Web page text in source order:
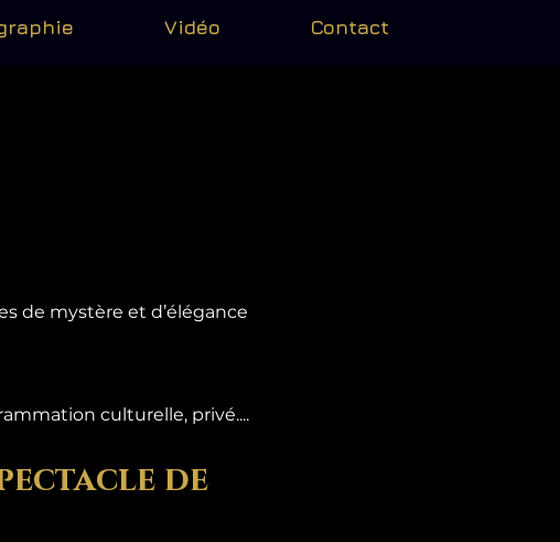
Vidéo Contact
de mystère et d’élégance
culturelle, privé....
de